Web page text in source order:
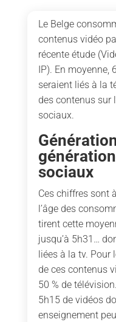
Le Belge
contenus vidéo
récente étude
IP). En moyenne,
seraient liés à la
des contenus sur
sociaux.
sociaux
Ces chiffres sont
l’âge des
tirent cette
jusqu’à 5h31…
liées à la tv. Pour
de ces contenus
50 % de
5h15 de vidéos
enseignement